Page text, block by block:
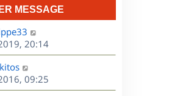
MESSAGE
20:14
09:25